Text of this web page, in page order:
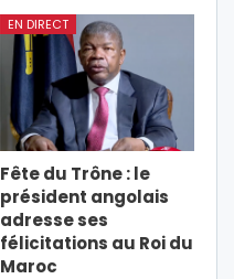
EN DIRECT
Fête du Trône : le
président angolais
adresse ses
félicitations au Roi du
Maroc